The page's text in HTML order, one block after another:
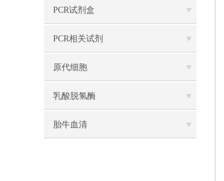
PCR试剂盒
PCR相关试剂
原代细胞
乳酸脱氢酶
胎牛血清